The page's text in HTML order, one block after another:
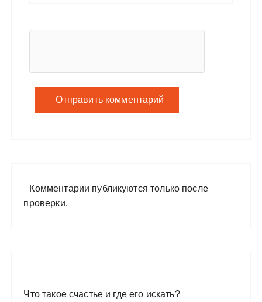
Комментарии публикуются только после
проверки.
Что такое счастье и где его искать?